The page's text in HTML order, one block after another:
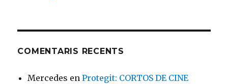
COMENTARIS RECENTS
Mercedes enProtegit: CORTOS DE CINE